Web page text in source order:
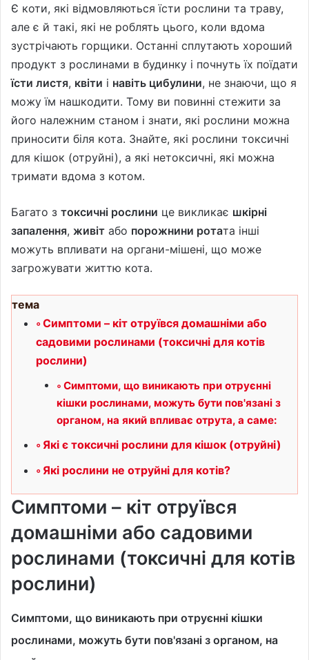
Є коти, які відмовляються їсти рослини та траву,
але є й такі, які не роблять цього, коли вдома
зустрічають горщики. Останні сплутають хороший
продукт з рослинами в будинку і почнуть їх поїдати
їсти листя, квіти і навіть цибулини, не знаючи, що я
можу їм нашкодити. Тому ви повинні стежити за
його належним станом і знати, які рослини можна
приносити біля кота. Знайте, які рослини токсичні
для кішок (отруйні), а які нетоксичні, які можна
тримати вдома з котом.
Багато з токсичні рослини це викликає шкірні
запалення, живіт або порожнини ротата інші
можуть впливати на органи-мішені, що може
загрожувати життю кота.
тема
Симптоми – кіт отруївся домашніми або
садовими рослинами (токсичні для котів
рослини)
Симптоми, що виникають при отруєнні
кішки рослинами, можуть бути пов'язані з
органом, на який впливає отрута, а саме:
Які є токсичні рослини для кішок (отруйні)
Які рослини не отруйні для котів?
Симптоми – кіт отруївся
домашніми або садовими
рослинами (токсичні для котів
рослини)
Симптоми, що виникають при отруєнні кішки
рослинами, можуть бути пов'язані з органом, на